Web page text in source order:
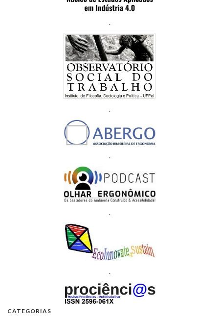
.
.
.
.
.
CATEGORIAS